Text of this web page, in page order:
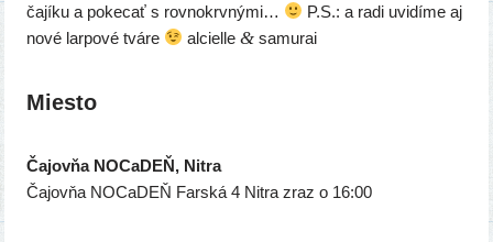
čají­ku a poke­cať s rov­no­krv­ný­mi…
P.S.: a radi uvi­dí­me aj
nové lar­po­vé tvá­re
alciel­le& samurai
Miesto
Čajovňa NOCaDEŇ, Nitra
Čajovňa NOCaDEŇ Farská 4 Nitra zraz o 16:00